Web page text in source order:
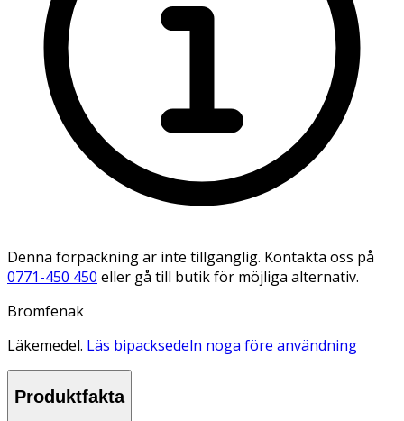
Denna förpackning är inte tillgänglig. Kontakta oss på
0771-450 450 eller gå till butik för möjliga alternativ.
Bromfenak
Läkemedel. Läs bipacksedeln noga före användning
Produktfakta